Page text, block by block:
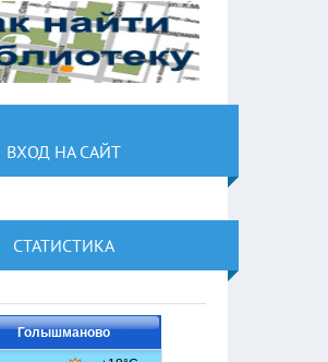
ВХОД НА САЙТ
СТАТИСТИКА
Голышманово